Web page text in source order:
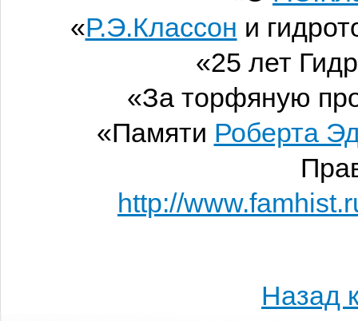
«Р.Э.Классон и
«25 лет
«За торфяную
«Памяти Роберта
http://
Назад